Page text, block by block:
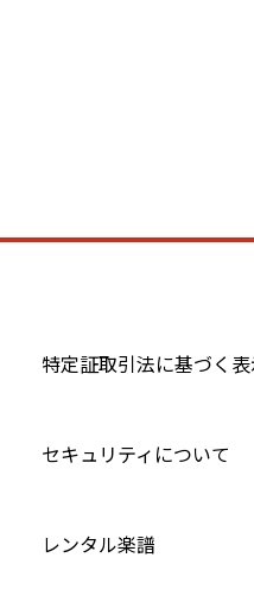
特定証取引法に基づく
セキュリティについて
レンタル楽譜